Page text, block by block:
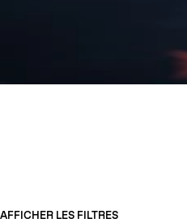
AFFICHER LES FILTRES